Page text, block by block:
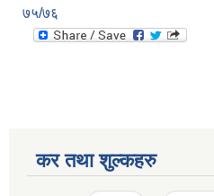
७५/७६
कर तथा शुल्कहरु